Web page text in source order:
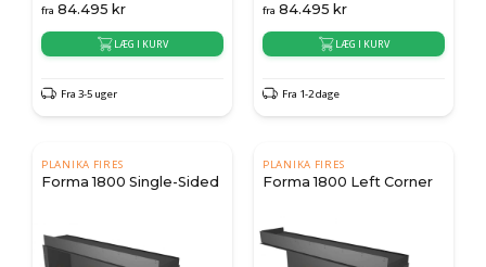
fra 84.495 kr
LÆG I KURV
Fra 3-5 uger
fra 84.495 kr
LÆG I KURV
Fra 1-2 dage
PLANIKA FIRES
Forma 1800 Single-Sided
PLANIKA FIRES
Forma 1800 Left Corner